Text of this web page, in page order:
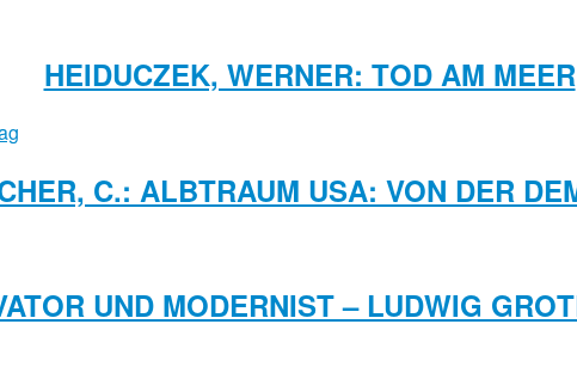
HEIDUCZEK, WERNER: TOD AM MEER
C.: ALBTRAUM USA: VON DER
UND MODERNIST – LUDWIG